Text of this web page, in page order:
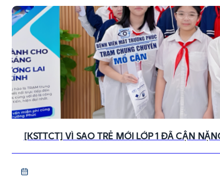
[KSTTCT] VÌ SAO TRẺ MỚI LỚP 1 ĐÃ CẬN